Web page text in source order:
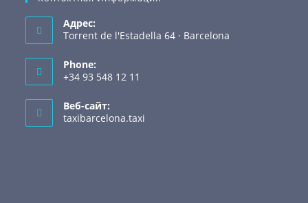
Адрес:
Torrent de l'Estadella 64 · Barcelona
Phone:
+34 93 548 12 11
Веб-сайт:
taxibarcelona.taxi